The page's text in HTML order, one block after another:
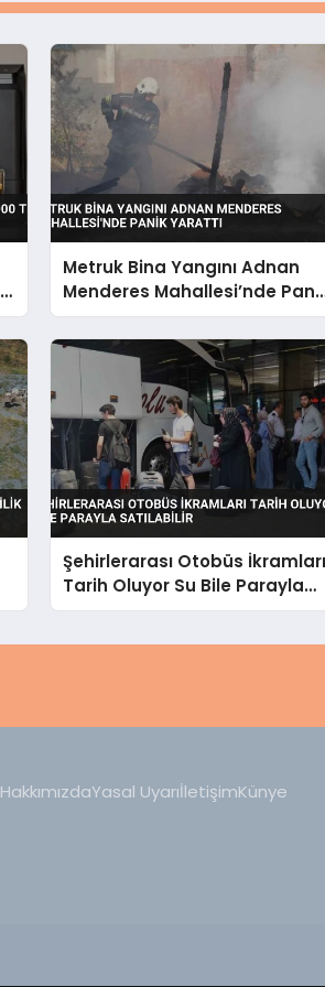
Metruk Bina Yangını Adnan
Menderes Mahallesi’nde
Yarattı
Şehirlerarası Otobüs
Tarih Oluyor Su Bile Parayla
Satılabilir
HakkımızdaYasal UyarıİletişimKünye